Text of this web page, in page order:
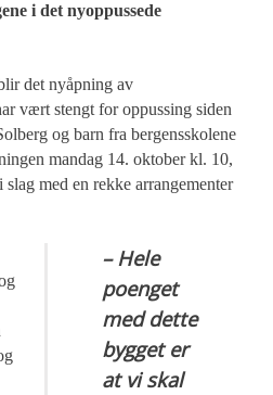
i det nyoppussede
det nyåpning av
vært stengt for oppussing siden
og barn fra bergensskolene
mandag 14. oktober kl. 10,
med en rekke arrangementer
– Hele
poenget
med dette
bygget er
at vi skal